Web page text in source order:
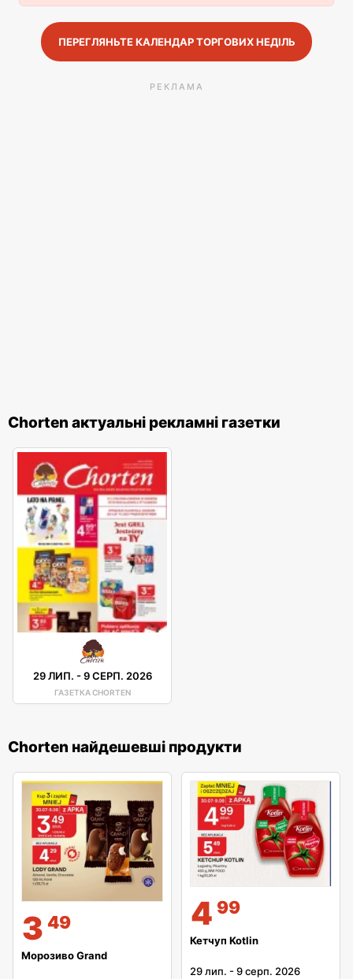
ПЕРЕГЛЯНЬТЕ КАЛЕНДАР ТОРГОВИХ НЕДІЛЬ
РЕКЛАМА
Chorten актуальні рекламні газетки
29 ЛИП. -9 СЕРП. 2026
ГАЗЕТКА CHORTEN
Chorten найдешевші продукти
3 49
Морозиво Grand
4 99
Кетчуп Kotlin
29 лип. -9 серп. 2026